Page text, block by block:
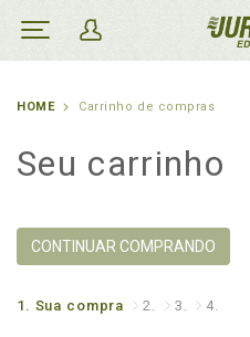
HOME Carrinho de compras
Seu carrinho
CONTINUAR COMPRANDO
1. Sua compra 2. 3. 4.